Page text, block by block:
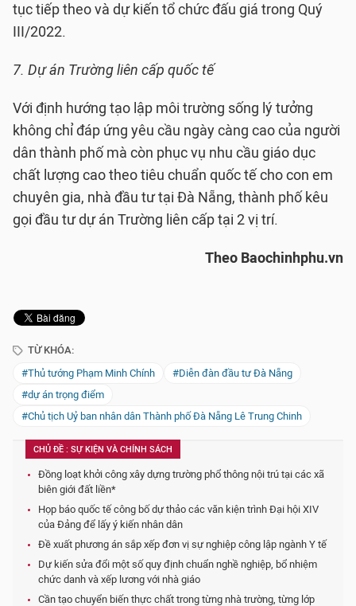
tục tiếp theo và dự kiến tổ chức đấu giá trong Quý
III/2022.
7. Dự án Trường liên cấp quốc tế
Với định hướng tạo lập môi trường sống lý tưởng
không chỉ đáp ứng yêu cầu ngày càng cao của người
dân thành phố mà còn phục vụ nhu cầu giáo dục
chất lượng cao theo tiêu chuẩn quốc tế cho con em
chuyên gia, nhà đầu tư tại Đà Nẵng, thành phố kêu
gọi đầu tư dự án Trường liên cấp tại 2 vị trí.
Theo Baochinhphu.vn
TỪ KHÓA:
#Thủ tướng Phạm Minh Chính
#Diễn đàn đầu tư Đà Nẵng
#dự án trọng điểm
#Chủ tịch Uỷ ban nhân dân Thành phố Đà Nẵng Lê Trung Chinh
CHỦ ĐỀ : SỰ KIỆN VÀ CHÍNH SÁCH
Đồng loạt khởi công xây dựng trường phổ thông nội trú tại các xã
biên giới đất liền*
Họp báo quốc tế công bố dự thảo các văn kiện trình Đại hội XIV
của Đảng để lấy ý kiến nhân dân
Đề xuất phương án sắp xếp đơn vị sự nghiệp công lập ngành Y tế
Dự kiến sửa đổi một số quy định chuẩn nghề nghiệp, bổ nhiệm
chức danh và xếp lương với nhà giáo
Cần tạo chuyển biến thực chất trong từng nhà trường, từng lớp